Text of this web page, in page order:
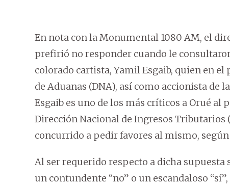
En nota con la Monumental 1080 AM, el
prefirió no responder cuando le
colorado cartista, Yamil Esgaib, quien en
de Aduanas (DNA), así como accionista de
Esgaib es uno de los más críticos a Orué
Dirección Nacional de Ingresos Tributarios
concurrido a pedir favores al mismo,
Al ser requerido respecto a dicha
un contundente “no” o un escandaloso